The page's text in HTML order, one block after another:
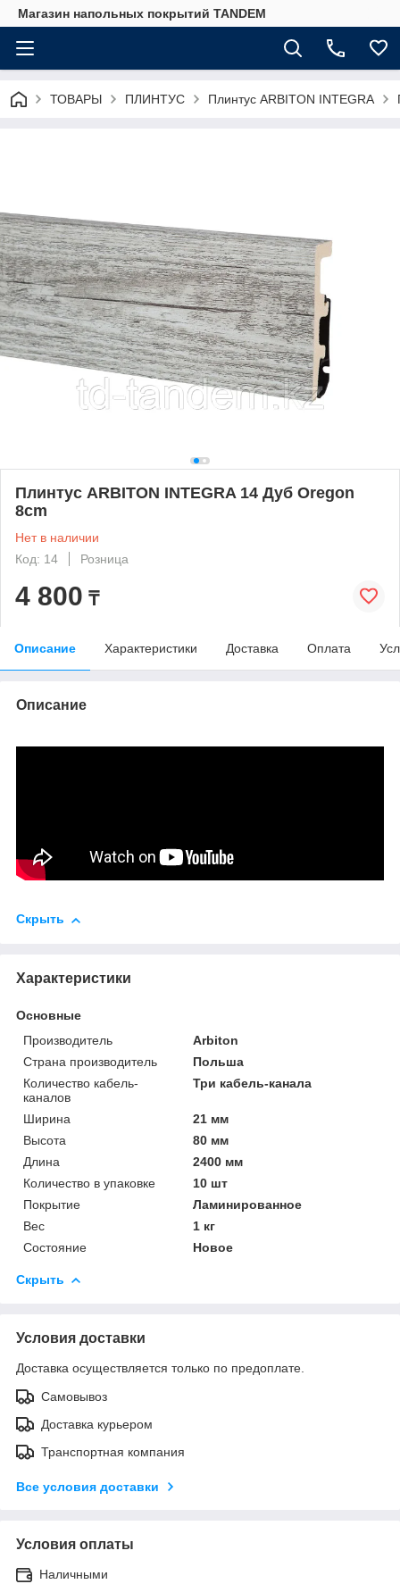
Магазин напольных покрытий TANDEM
ТОВАРЫ ПЛИНТУС Плинтус ARBITON INTEGRA
Плинтус ARBITON INTEGRA 14 Дуб Oregon
8cm
Нет в наличии
Код: 14
Розница
4 800 ₸
Описание Характеристики Доставка Оплата
Описание
Скрыть
Характеристики
Основные
Производитель
Arbiton
Страна производитель
Польша
Количество кабель-
каналов
Три кабель-канала
Ширина
21 мм
Высота
80 мм
Длина
2400 мм
Количество в упаковке
10 шт
Покрытие
Ламинированное
Вес
1 кг
Состояние
Новое
Скрыть
Условия доставки
Доставка осуществляется только по предоплате.
Самовывоз
Доставка курьером
Транспортная компания
Все условия доставки
Условия оплаты
Наличными